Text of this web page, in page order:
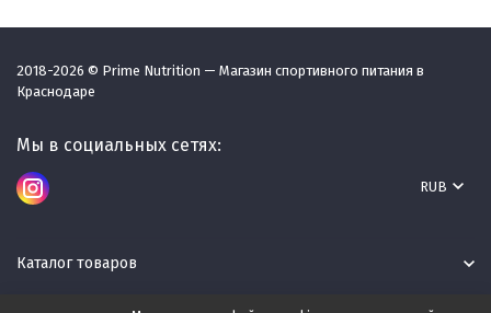
2018-2026 © Prime Nutrition — Магазин спортивного питания в
Краснодаре
Мы в социальных сетях:
RUB
Каталог товаров